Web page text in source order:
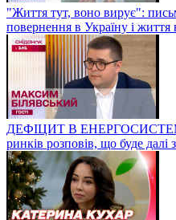
"Життя тут, воно вирує":
повернення в Україну і життя
ДЕФІЦИТ В ЕНЕРГОСИСТЕМІ:
ринків розповів, що буде далі